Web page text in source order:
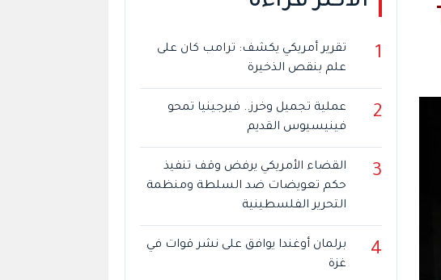
1
تقرير أمريكي يكشف: ترامب كان على
علم بنقص الذخيرة
2
عملية تجميل وخرز.. فيرجينيا تمحو
فينيسيوس القديم
3
القضاء الأمريكي يرفض وقف تنفيذ
حكم تعويضات ضد السلطة ومنظمة
التحرير الفلسطينية
4
برلمان أوغندا يوافق على نشر قوات في
غزة